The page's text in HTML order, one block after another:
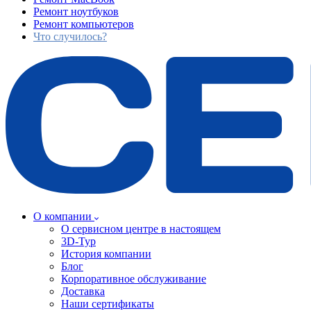
Ремонт ноутбуков
Ремонт компьютеров
Что случилось?
О компании
О сервисном центре в настоящем
3D-Тур
История компании
Блог
Корпоративное обслуживание
Доставка
Наши сертификаты